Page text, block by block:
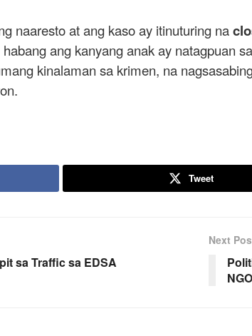
naaresto at ang kaso ay itinuturing na
ang kanyang anak ay natagpuan sa
kinalaman sa krimen, na
Tweet
sa Traffic sa EDSA
Next
NGO